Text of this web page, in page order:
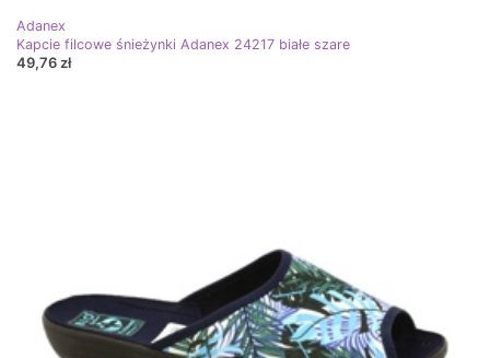
Adanex
Kapcie filcowe śnieżynki Adanex 24217 białe szare
49,76 zł